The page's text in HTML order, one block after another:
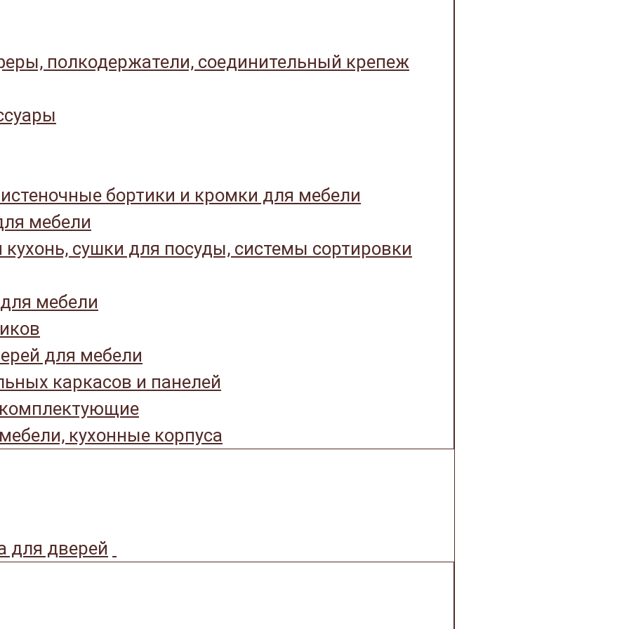
полкодержатели, соединительный крепеж
бортики и кромки для мебели
мебели
сушки для посуды, системы сортировки
мебели
для мебели
каркасов и панелей
кухонные корпуса
для дверей